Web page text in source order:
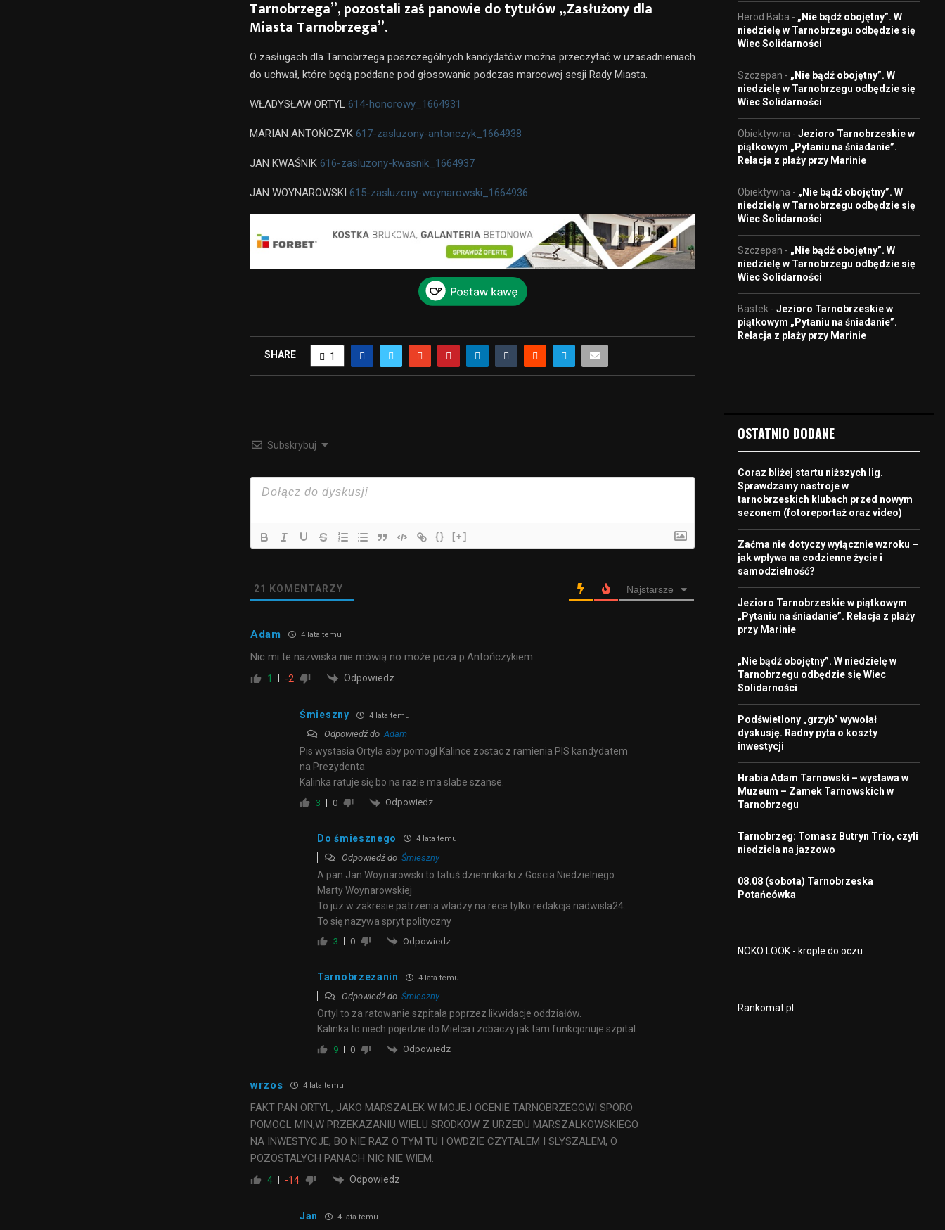
Tarnobrzega”, pozostali zaś panowie do tytułów „Zasłużony dla
Miasta Tarnobrzega”.
O zasługach dla Tarnobrzega poszczególnych kandydatów można przeczytać w uzasadnieniach
do uchwał, które będą poddane pod głosowanie podczas marcowej sesji Rady Miasta.
WŁADYSŁAW ORTYL 614-honorowy_1664931
MARIAN ANTOŃCZYK 617-zasluzony-antonczyk_1664938
JAN KWAŚNIK 616-zasluzony-kwasnik_1664937
JAN WOYNAROWSKI 615-zasluzony-woynarowski_1664936
SHARE 1
Subskrybuj
{} [+]
21 KOMENTARZY Najstarsze
Adam 4 lata temu
Nic mi te nazwiska nie mówią no może poza p.Antończykiem
1 -2 Odpowiedz
Śmieszny 4 lata temu
Odpowiedź doAdam
Pis wystasia Ortyla aby pomogl Kalince zostac z ramienia PIS kandydatem
na Prezydenta
Kalinka ratuje się bo na razie ma slabe szanse.
3 0 Odpowiedz
Do śmiesznego 4 lata temu
Odpowiedź do Śmieszny
A pan Jan Woynarowski to tatuś dziennikarki z Goscia Niedzielnego.
Marty Woynarowskiej
To juz w zakresie patrzenia wladzy na rece tylko redakcja nadwisla24.
To się nazywa spryt polityczny
3 0 Odpowiedz
Tarnobrzezanin 4 lata temu
Odpowiedź do Śmieszny
Ortyl to za ratowanie szpitala poprzez likwidacje oddziałów.
Kalinka to niech pojedzie do Mielca i zobaczy jak tam funkcjonuje szpital.
9 0 Odpowiedz
wrzos 4 lata temu
FAKT PAN ORTYL, JAKO MARSZALEK W MOJEJ OCENIE TARNOBRZEGOWI SPORO
POMOGL MIN,W PRZEKAZANIU WIELU SRODKOW Z URZEDU MARSZALKOWSKIEGO
NA INWESTYCJE, BO NIE RAZ O TYM TU I OWDZIE CZYTALEM I SLYSZALEM, O
POZOSTALYCH PANACH NIC NIE WIEM.
4 -14 Odpowiedz
Jan 4 lata temu
Herod Baba - „Nie bądź obojętny”. W
niedzielę w Tarnobrzegu odbędzie się
Wiec Solidarności
Szczepan - „Nie bądź obojętny”. W
niedzielę w Tarnobrzegu odbędzie się
Wiec Solidarności
Obiektywna - Jezioro Tarnobrzeskie w
piątkowym „Pytaniu na śniadanie”.
Relacja z plaży przy Marinie
Obiektywna - „Nie bądź obojętny”. W
niedzielę w Tarnobrzegu odbędzie się
Wiec Solidarności
Szczepan - „Nie bądź obojętny”. W
niedzielę w Tarnobrzegu odbędzie się
Wiec Solidarności
Bastek - Jezioro Tarnobrzeskie w
piątkowym „Pytaniu na śniadanie”.
Relacja z plaży przy Marinie
OSTATNIO DODANE
Coraz bliżej startu niższych lig.
Sprawdzamy nastroje w
tarnobrzeskich klubach przed nowym
sezonem (fotoreportaż oraz video)
Zaćma nie dotyczy wyłącznie wzroku –
jak wpływa na codzienne życie i
samodzielność?
Jezioro Tarnobrzeskie w piątkowym
„Pytaniu na śniadanie”. Relacja z plaży
przy Marinie
„Nie bądź obojętny”. W niedzielę w
Tarnobrzegu odbędzie się Wiec
Solidarności
Podświetlony „grzyb” wywołał
dyskusję. Radny pyta o koszty
inwestycji
Hrabia Adam Tarnowski – wystawa w
Muzeum – Zamek Tarnowskich w
Tarnobrzegu
Tarnobrzeg: Tomasz Butryn Trio, czyli
niedziela na jazzowo
08.08 (sobota) Tarnobrzeska
Potańcówka
NOKO LOOK - krople do oczu
Rankomat.pl